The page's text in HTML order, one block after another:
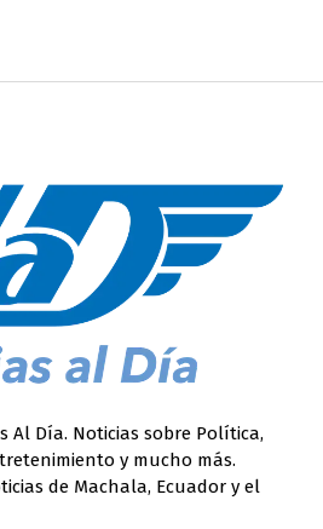
Al Día. Noticias sobre Política,
y mucho más.
de Machala, Ecuador y el